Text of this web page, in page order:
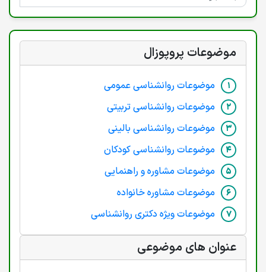
موضوعات پروپوزال
موضوعات روانشناسی عمومی
موضوعات روانشناسی تربیتی
موضوعات روانشناسی بالینی
موضوعات روانشناسی کودکان
موضوعات مشاوره و راهنمایی
موضوعات مشاوره خانواده
موضوعات ویژه دکتری روانشناسی
عنوان های موضوعی